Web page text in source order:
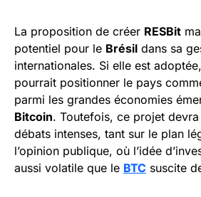
La proposition de créer RESBit
potentiel pour le Brésil dans sa
internationales. Si elle est
pourrait positionner le pays
parmi les grandes économies
Bitcoin. Toutefois, ce projet
débats intenses, tant sur le plan
l’opinion publique, où l’idée
aussi volatile que le BTC suscite